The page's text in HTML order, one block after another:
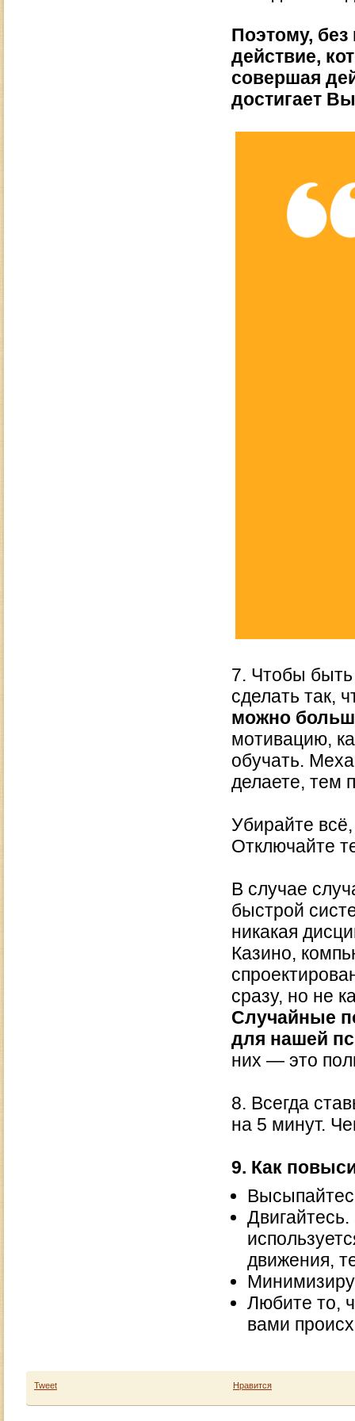
Поэтому, без
действие,
совершая
достигает
7. Чтобы
сделать так,
можно
мотивацию,
обучать.
делаете, тем
Убирайте
Отключайте
В случае
быстрой
никакая
Казино,
сразу, но не
Случайные
для нашей
них — это
8. Всегда
на 5 минут.
9. Как
движения,
Любите то,
вами
Tweet Нравится